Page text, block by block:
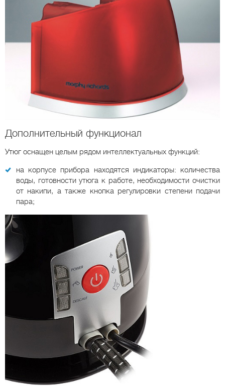
Дополнительный функционал
Утюг оснащен целым рядом интеллектуальных функций:
на корпусе прибора находятся индикаторы: количества
воды, готовности утюга к работе, необходимости очистки
от накипи, а также кнопка регулировки степени подачи
пара;